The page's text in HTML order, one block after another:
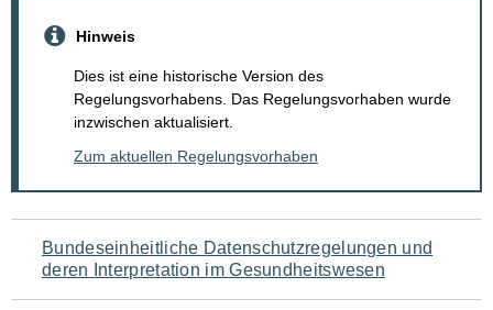
Hinweis
Dies ist eine historische Version des
Regelungsvorhabens. Das Regelungsvorhaben wurde
inzwischen aktualisiert.
Zum aktuellen Regelungsvorhaben
Navigation
für
Bundeseinheitliche Datenschutzregelungen und
deren Interpretation im Gesundheitswesen